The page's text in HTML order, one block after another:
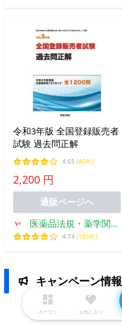
令和3年版 全国登録販売者
試験 過去問正解
4.65 (40件)
2,200 円
通販ページへ
医薬品法規・薬学関係
書籍のドーモ
4.74 (105件)
キャンペーン情報
カテゴリ お気に入り